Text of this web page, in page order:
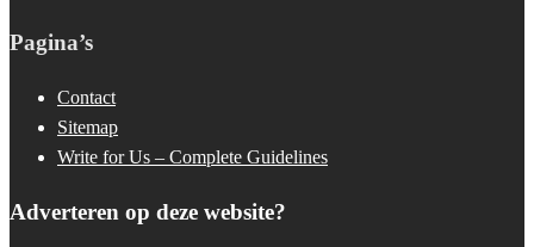
Pagina’s
Contact
Sitemap
Write for Us – Complete Guidelines
Adverteren op deze website?